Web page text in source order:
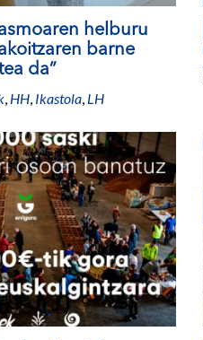
helburu
barne
da”
, HH, Ikastola, LH